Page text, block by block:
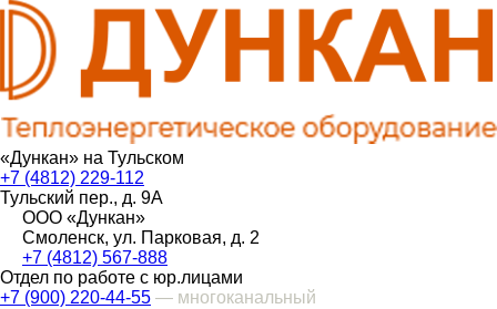
«Дункан» на Тульском
+7 (4812) 229-112
Тульский пер., д. 9А
ООО «Дункан»
Смоленск, ул. Парковая, д. 2
+7 (4812) 567-888
Отдел по работе с юр.лицами
+7 (900) 220-44-55 — многоканальный